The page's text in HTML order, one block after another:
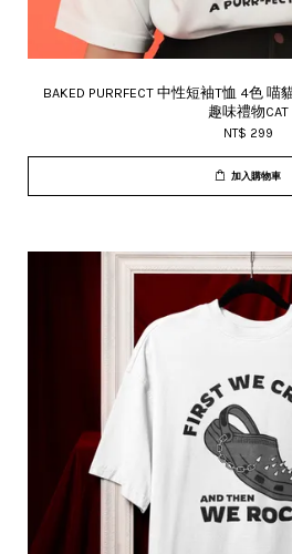
BAKED PURRFECT 中性短袖T恤 4色
趣味禮物CAT
NT$ 299
加入購物車